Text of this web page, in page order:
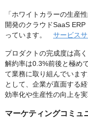
「ホワイトカラーの生産
開発のクラウドSaaS
っています。 サービスサ
プロダクトの完成度は高
解約率は0.3%前後と極め
て業務に取り組んでいま
として、企業が直面する
効率化や生産性の向上を実
マーケティングコミュ